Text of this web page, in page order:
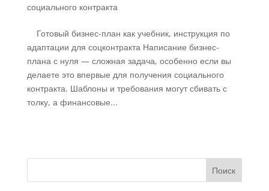
социального контракта
Готовый бизнес-план как учебник, инструкция по
адаптации для соцконтракта Написание бизнес-
плана с нуля — сложная задача, особенно если вы
делаете это впервые для получения социального
контракта. Шаблоны и требования могут сбивать с
толку, а финансовые...